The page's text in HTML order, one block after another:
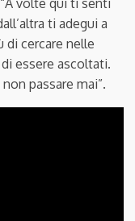
volte qui ti senti
ti adegui a
di cercare nelle
essere ascoltati.
passare mai”.